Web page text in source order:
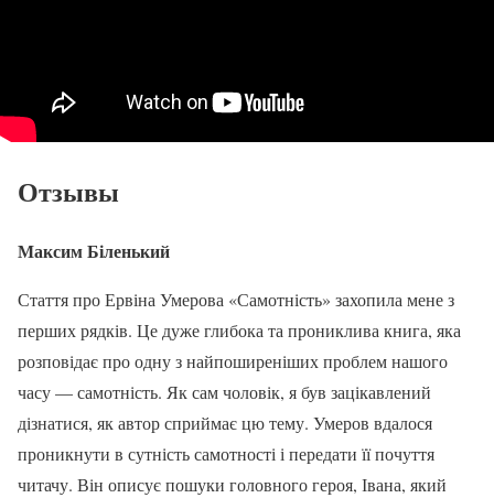
Отзывы
Максим Біленький
Стаття про Ервіна Умерова «Самотність» захопила мене з
перших рядків. Це дуже глибока та прониклива книга, яка
розповідає про одну з найпоширеніших проблем нашого
часу — самотність. Як сам чоловік, я був зацікавлений
дізнатися, як автор сприймає цю тему. Умеров вдалося
проникнути в сутність самотності і передати її почуття
читачу. Він описує пошуки головного героя, Івана, який